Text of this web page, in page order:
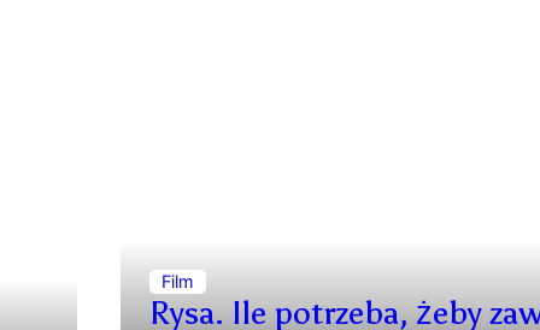
Film
Rysa. Ile potrzeba, żeby